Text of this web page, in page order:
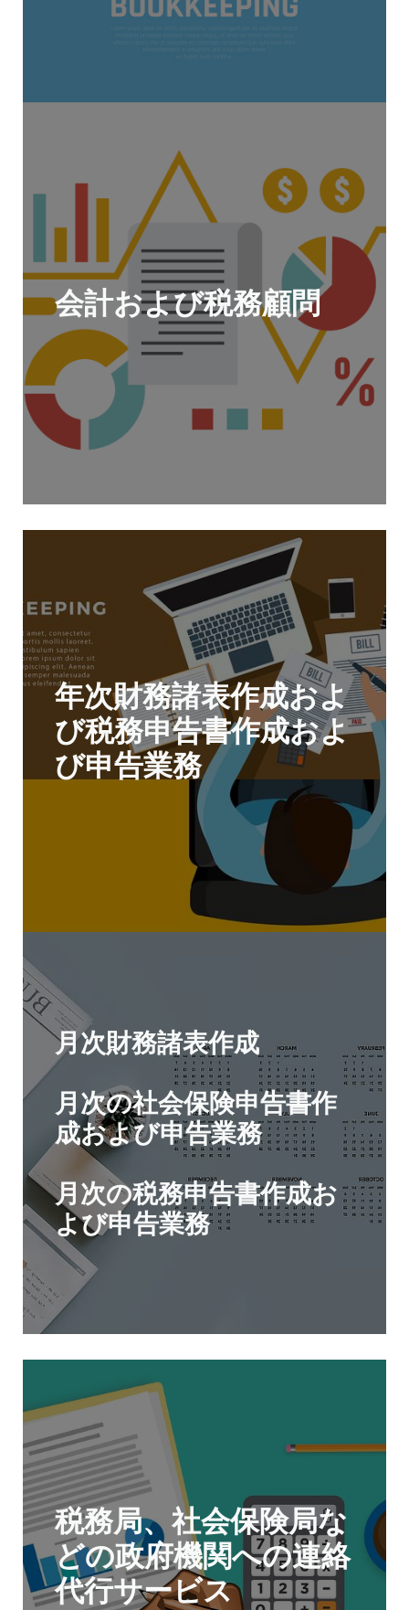
会計および税務顧問
年次財務諸表作成およ
び税務申告書作成およ
び申告業務
月次財務諸表作成
月次の社会保険申告書作
成および申告業務
月次の税務申告書作成お
よび申告業務
税務局、社会保険局な
どの政府機関への連絡
代行サービス